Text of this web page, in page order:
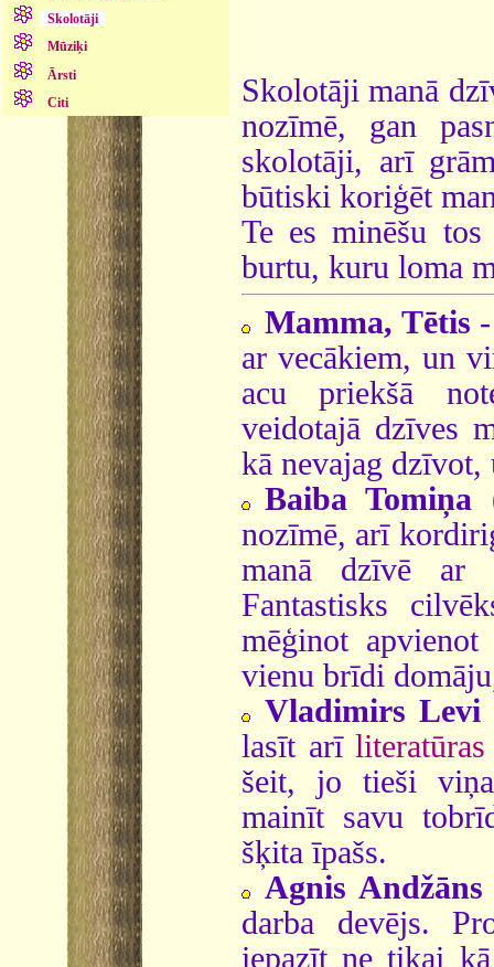
Skolotāji
Mūziķi
Ārsti
Citi
Skolotāji manā
nozīmē, gan
skolotāji, arī
būtiski koriģēt
Te es minēšu
burtu, kuru loma
Mamma, Tētis
ar vecākiem, un
acu priekšā
veidotajā dzīves
kā nevajag dzīvot,
Baiba Tomiņa
nozīmē, arī
manā dzīvē ar
Fantastisks
mēģinot
vienu brīdi
Vladimirs Levi
lasīt arī
šeit, jo tieši viņa
mainīt savu
šķita īpašs.
Agnis Andžāns
darba devējs.
iepazīt ne tikai